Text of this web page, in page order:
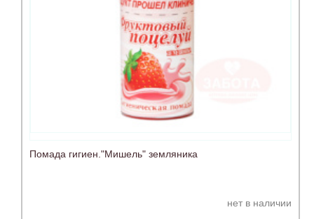
Помада гигиен."Мишель" земляника
нет в наличии